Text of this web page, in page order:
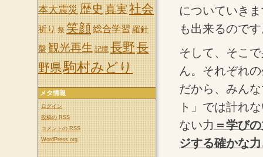
についていき
も出来るので
そして、そこ
ん。それぞれ
だから、みん
ト」では計れ
ない力 ＝学び
ジする確かな
本大震災 歴史 真実社会
祈り 祭 笑顔総合学習 羅針
盤 観光再生 記憶 長野長
野県駒村みどり
メタ情報
ログイン
投稿の RSS
コメントの RSS
WordPress.org